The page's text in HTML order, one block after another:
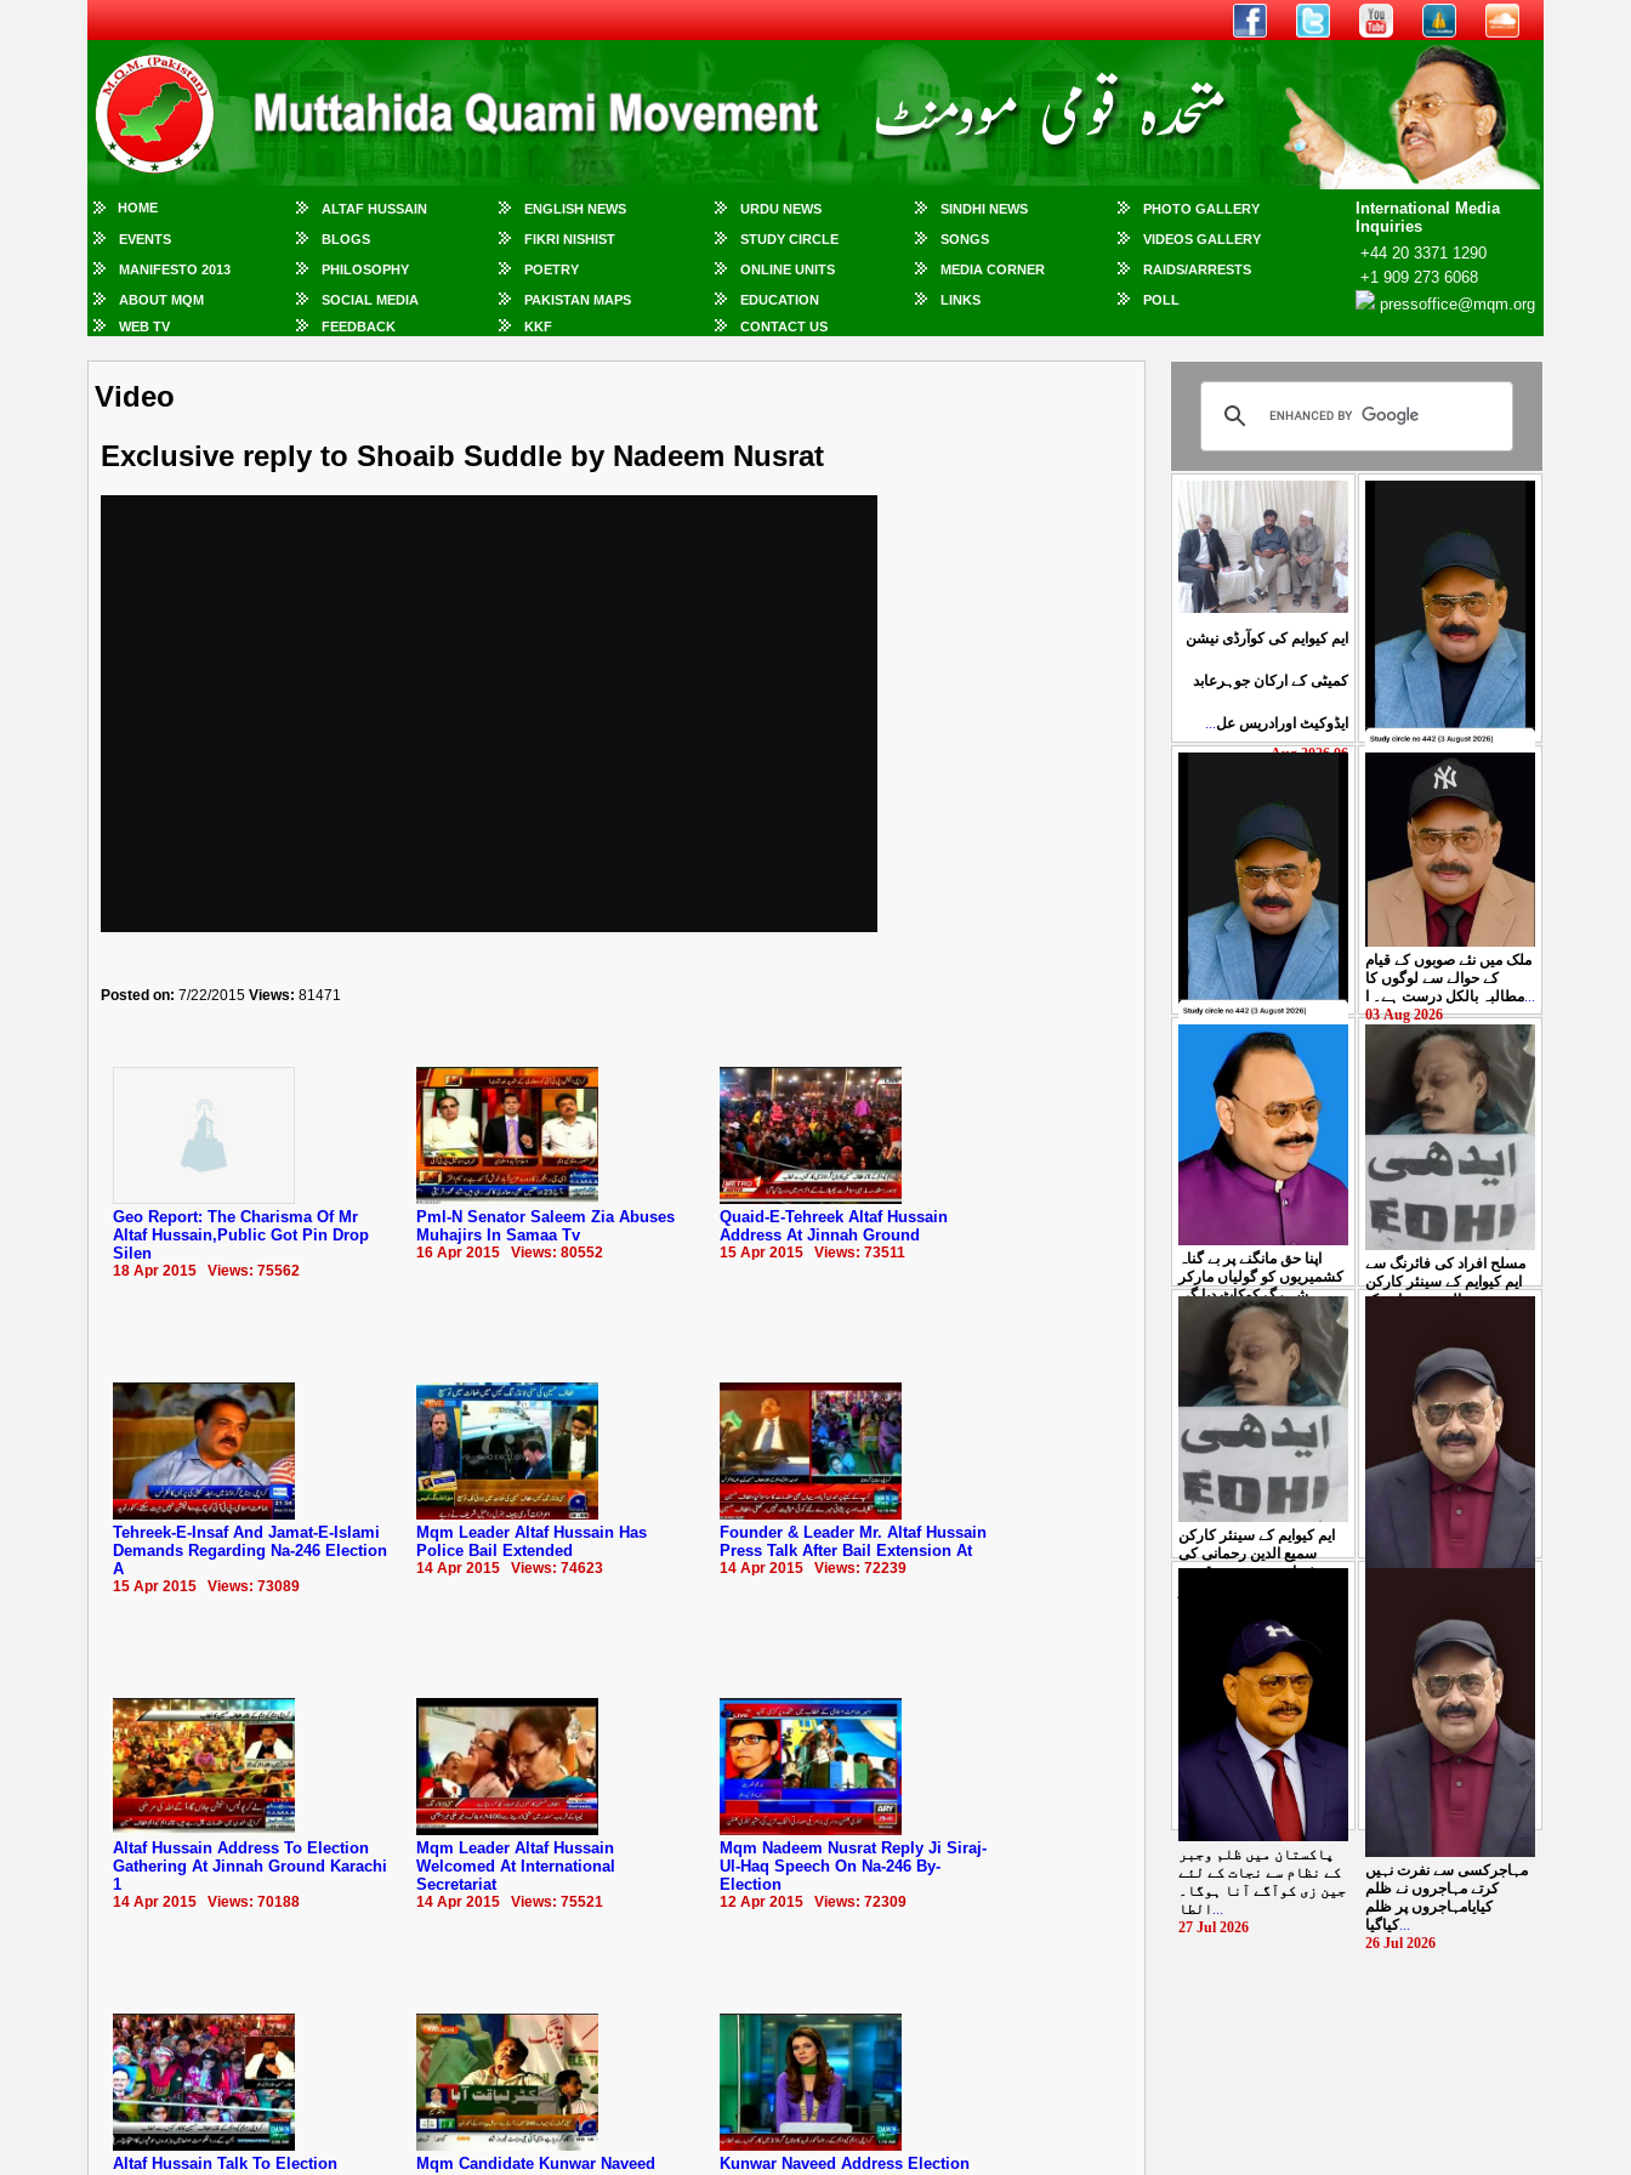
HOME ALTAF HUSSAIN ENGLISH NEWS URDU NEWS SINDHI NEWS PHOTO GALLERY
International Media
Inquiries
+44 20 3371 1290
+1 909 273 6068
pressoffice@mqm.org
EVENTS BLOGS FIKRI NISHIST STUDY CIRCLE SONGS VIDEOS GALLERY
MANIFESTO 2013 PHILOSOPHY POETRY ONLINE UNITS MEDIA CORNER RAIDS/ARRESTS
ABOUT MQM SOCIAL MEDIA PAKISTAN MAPS EDUCATION LINKS
POLL
WEB TV
FEEDBACK KKF CONTACT US
Video
Exclusive reply to Shoaib Suddle by Nadeem Nusrat
Posted on: 7/22/2015 Views: 81471
Geo Report: The Charisma Of Mr
Altaf Hussain,Public Got Pin Drop
Silen
18 Apr 2015 Views: 75562
Pml-N Senator Saleem Zia Abuses
Muhajirs In Samaa Tv
16 Apr 2015 Views: 80552
Quaid-E-Tehreek Altaf Hussain
Address At Jinnah Ground
15 Apr 2015 Views: 73511
Tehreek-E-Insaf And Jamat-E-Islami
Demands Regarding Na-246 Election
A
15 Apr 2015 Views: 73089
Mqm Leader Altaf Hussain Has
Police Bail Extended
14 Apr 2015 Views: 74623
Founder & Leader Mr. Altaf Hussain
Press Talk After Bail Extension At
14 Apr 2015 Views: 72239
Altaf Hussain Address To Election
Gathering At Jinnah Ground Karachi
1
14 Apr 2015 Views: 70188
Mqm Leader Altaf Hussain
Welcomed At International
Secretariat
14 Apr 2015 Views: 75521
Mqm Nadeem Nusrat Reply Ji Siraj-
Ul-Haq Speech On Na-246 By-
Election
12 Apr 2015 Views: 72309
Altaf Hussain Talk To Election
Mqm Candidate Kunwar Naveed
Kunwar Naveed Address Election
ایم کیوایم کی کوآرڈی نیشن
کمیٹی کے ارکان جوہرعابد
ایڈوکیٹ اورادریس عل...
06 Aug 2026
حکومت پاکستان کی جانب
سے آزادکشمیرالیکشن کی
صحیح رپورٹنگ کرنے والے
05 Aug 2026
کشمیرکا کونہ کونہ لہو
لہو ہے لیکن حکومت کواس
کی کوئی پرواہ نہیں ہے
04 Aug 2026
ملک میں نئے صوبوں کے قیام
کے حوالے سے لوگوں کا
مطالبہ بالکل درست ہے۔ ا...
03 Aug 2026
اپنا حق مانگنے پر بے گناہ
کشمیریوں کو گولیاں مارکر
شہ رگ کوکاٹ دیا گی...
31 Jul 2026
مسلح افراد کی فائرنگ سے
ایم کیوایم کے سینئر کارکن
سمیع الدین رحمانی ک...
ایم کیوایم کے سینئر کارکن
سمیع الدین رحمانی کی
شہادت پر متحدہ قومی
سے ہولی کھیلنابند کی جائے،
الطاف حسین...
29 Jul 2026
پاکستان میں ظلم وجبر
کے نظام سے نجات کے لئے
جین زی کوآگے آنا ہوگا۔
الطا ...
27 Jul 2026
مہاجرکسی سے نفرت نہیں
کرتے مہاجروں نے ظلم
کیایامہاجروں پر ظلم
کیاگیا...
26 Jul 2026